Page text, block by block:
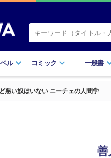
ル コミック 一般書
悪い奴はいない ニーチェの人間学